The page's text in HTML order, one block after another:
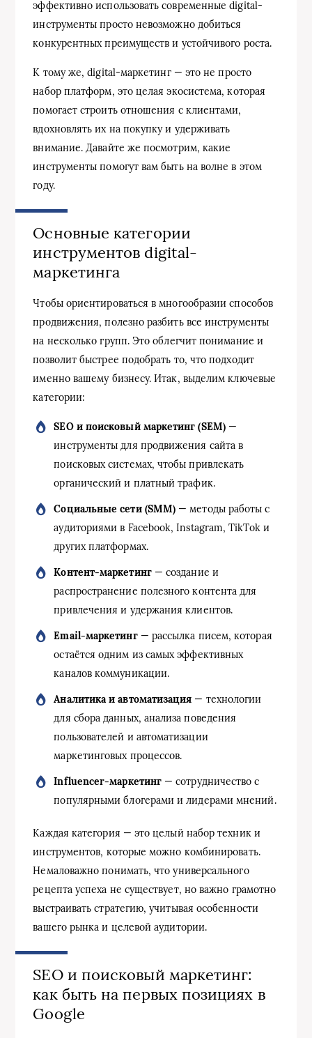
эффективно использовать современные digital-
инструменты просто невозможно добиться
конкурентных преимуществ и устойчивого роста.
К тому же, digital-маркетинг — это не просто
набор платформ, это целая экосистема, которая
помогает строить отношения с клиентами,
вдохновлять их на покупку и удерживать
внимание. Давайте же посмотрим, какие
инструменты помогут вам быть на волне в этом
году.
Основные категории
инструментов digital-
маркетинга
Чтобы ориентироваться в многообразии способов
продвижения, полезно разбить все инструменты
на несколько групп. Это облегчит понимание и
позволит быстрее подобрать то, что подходит
именно вашему бизнесу. Итак, выделим ключевые
категории:
SEO и поисковый маркетинг (SEM)—
инструменты для продвижения сайта в
поисковых системах, чтобы привлекать
органический и платный трафик.
Социальные сети (SMM) — методы работы с
аудиториями в Facebook, Instagram, TikTok и
других платформах.
Контент-маркетинг— создание и
распространение полезного контента для
привлечения и удержания клиентов.
Email-маркетинг— рассылка писем, которая
остаётся одним из самых эффективных
каналов коммуникации.
Аналитика и автоматизация — технологии
для сбора данных, анализа поведения
пользователей и автоматизации
маркетинговых процессов.
Influencer-маркетинг — сотрудничество с
популярными блогерами и лидерами мнений.
Каждая категория — это целый набор техник и
инструментов, которые можно комбинировать.
Немаловажно понимать, что универсального
рецепта успеха не существует, но важно грамотно
выстраивать стратегию, учитывая особенности
вашего рынка и целевой аудитории.
SEO и поисковый маркетинг:
как быть на первых позициях в
Google